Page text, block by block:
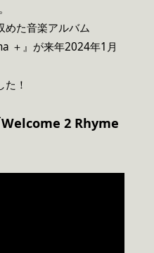
めた音楽アルバム
＋』が来年2024年1月
！
Welcome 2 Rhyme